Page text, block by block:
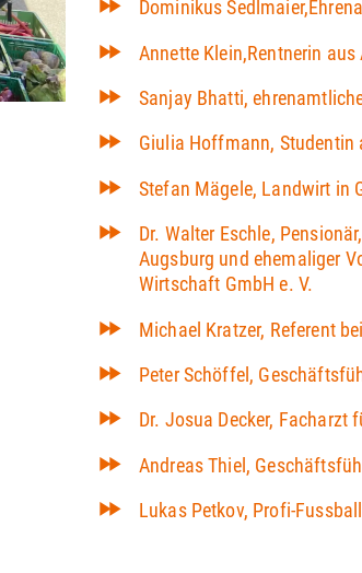
Dominikus
Annette Klein,Rentnerin aus
Sanjay Bhatti,
Giulia Hoffmann, Studentin
Stefan Mägele, Landwirt in
Dr. Walter Eschle,
Augsburg und ehemaliger
Wirtschaft GmbH e. V.
Michael Kratzer, Referent
Peter Schöffel,
Dr. Josua Decker,
Andreas Thiel,
Lukas Petkov, Profi-